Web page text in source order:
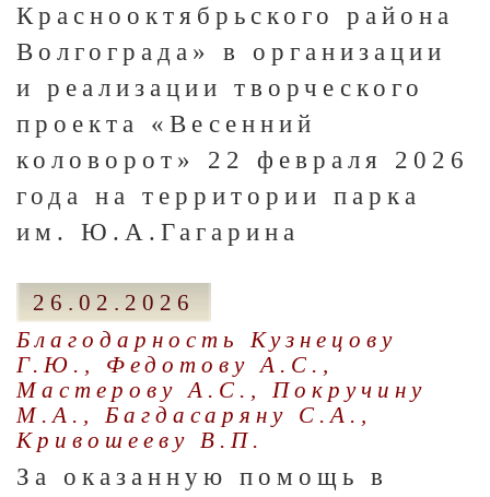
Краснооктябрьского района
Волгограда» в организации
и реализации творческого
проекта «Весенний
коловорот» 22 февраля 2026
года на территории парка
им. Ю.А.Гагарина
26.02.2026
Благодарность Кузнецову
Г.Ю., Федотову А.С.,
Мастерову А.С., Покручину
М.А., Багдасаряну С.А.,
Кривошееву В.П.
За оказанную помощь в